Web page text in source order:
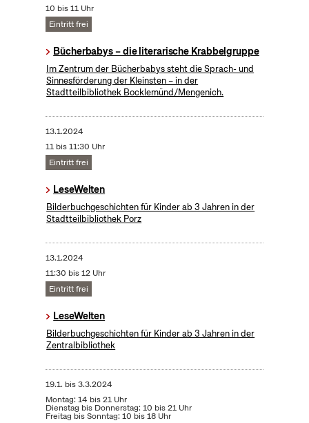
10 bis 11 Uhr
Eintritt frei
Bücherbabys – die literarische Krabbelgruppe
Im Zentrum der Bücherbabys steht die Sprach- und
Sinnesförderung der Kleinsten – in der
Stadtteilbibliothek Bocklemünd/Mengenich.
13.1.2024
11 bis 11:30 Uhr
Eintritt frei
LeseWelten
Bilderbuchgeschichten für Kinder ab 3 Jahren in der
Stadtteilbibliothek Porz
13.1.2024
11:30 bis 12 Uhr
Eintritt frei
LeseWelten
Bilderbuchgeschichten für Kinder ab 3 Jahren in der
Zentralbibliothek
19.1. bis3.3.2024
Montag: 14 bis 21 Uhr
Dienstag bis Donnerstag: 10 bis 21 Uhr
Freitag bis Sonntag: 10 bis 18 Uhr